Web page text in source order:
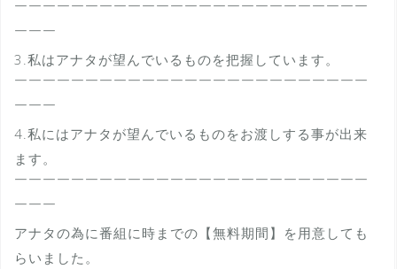
￣￣￣￣￣￣￣￣￣￣￣￣￣￣￣￣￣￣￣￣￣￣￣￣￣
￣￣￣
3.私はアナタが望んでいるものを把握しています。
￣￣￣￣￣￣￣￣￣￣￣￣￣￣￣￣￣￣￣￣￣￣￣￣￣
￣￣￣
4.私にはアナタが望んでいるものをお渡しする事が出来
ます。
￣￣￣￣￣￣￣￣￣￣￣￣￣￣￣￣￣￣￣￣￣￣￣￣￣
￣￣￣
アナタの為に番組に時までの【無料期間】を用意しても
らいました。